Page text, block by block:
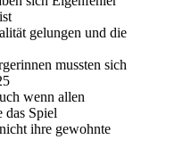
gelungen und die
mussten sich
wenn allen
das Spiel
ihre gewohnte